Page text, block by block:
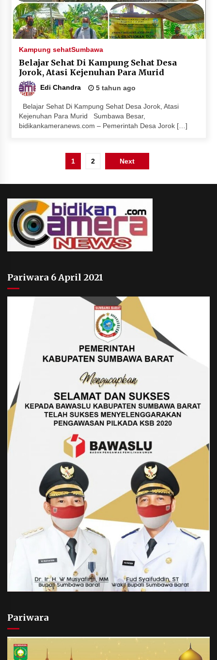
Kampung sehatSumbawa
Belajar Sehat Di Kampung Sehat Desa
Jorok, Atasi Kejenuhan Para Murid
Edi Chandra 5 tahun ago
Belajar Sehat Di Kampung Sehat Desa Jorok, Atasi
Kejenuhan Para Murid Sumbawa Besar,
bidikankameranews.com – Pemerintah Desa Jorok […]
1 2 Next
Pariwara 6 April 2021
Pariwara